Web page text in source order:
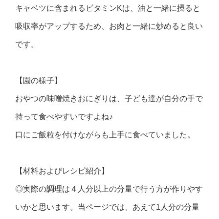
キャベツに含まれるビタミンKは、油と一緒に摂ると
吸収率がアップするため、お肉と一緒に炒めると良い
です。
【園の様子】
おやつの味噌焼きおにぎりは、子ども達が自分の手で
持って食べやすいですよね♪
口にご飯粒を付けながらも上手に食べていました。
【材料およびレシピ紹介】
◎実際の調理は４人分以上の分量で行う方が作りやす
いかと思います。当ページでは、あえて1人分の分量